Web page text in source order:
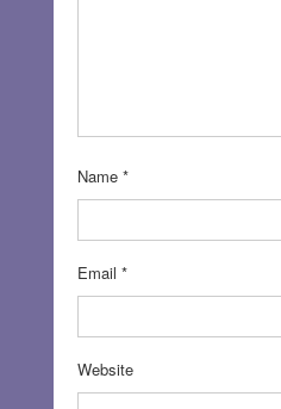
Name *
Email *
Website